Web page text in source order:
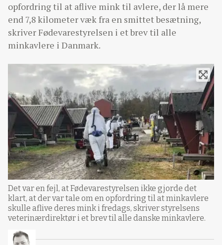
opfordring til at aflive mink til avlere, der lå mere
end 7,8 kilometer væk fra en smittet besætning,
skriver Fødevarestyrelsen i et brev til alle
minkavlere i Danmark.
Det var en fejl, at Fødevarestyrelsen ikke gjorde det
klart, at der var tale om en opfordring til at minkavlere
skulle aflive deres mink i fredags, skriver styrelsens
veterinærdirektør i et brev til alle danske minkavlere.